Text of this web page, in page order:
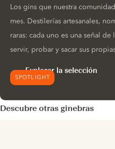
SPOTLIGHT
Los gins que nuestra
mes. Destilerías artesanales,
raras: cada uno es una señal
servir, probar y sacar sus
Explorar la selección
Descubre otras ginebras